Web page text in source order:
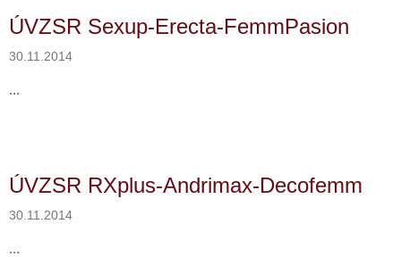
n
k
o
ÚVZSR Sexup-Erecta-FemmPasion
30.11.2014
...
ÚVZSR RXplus-Andrimax-Decofemm
30.11.2014
...